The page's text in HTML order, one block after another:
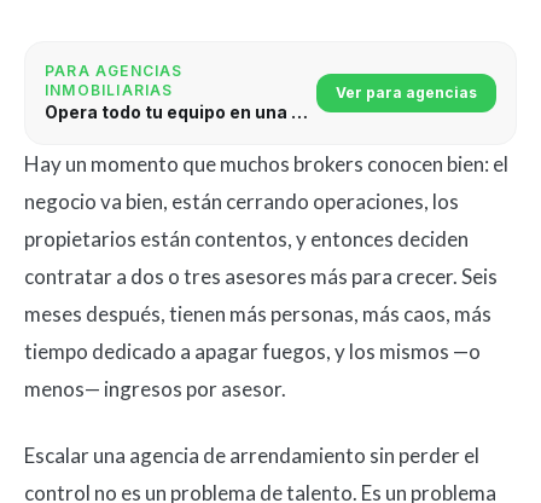
Hay un momento que muchos brokers conocen bien: el
negocio va bien, están cerrando operaciones, los
propietarios están contentos, y entonces deciden
contratar a dos o tres asesores más para crecer. Seis
meses después, tienen más personas, más caos, más
tiempo dedicado a apagar fuegos, y los mismos —o
menos— ingresos por asesor.
Escalar una agencia de arrendamiento sin perder el
control no es un problema de talento. Es un problema
PARA AGENCIAS
INMOBILIARIAS
Opera todo tu equipo en una plataforma
Ver para agencias